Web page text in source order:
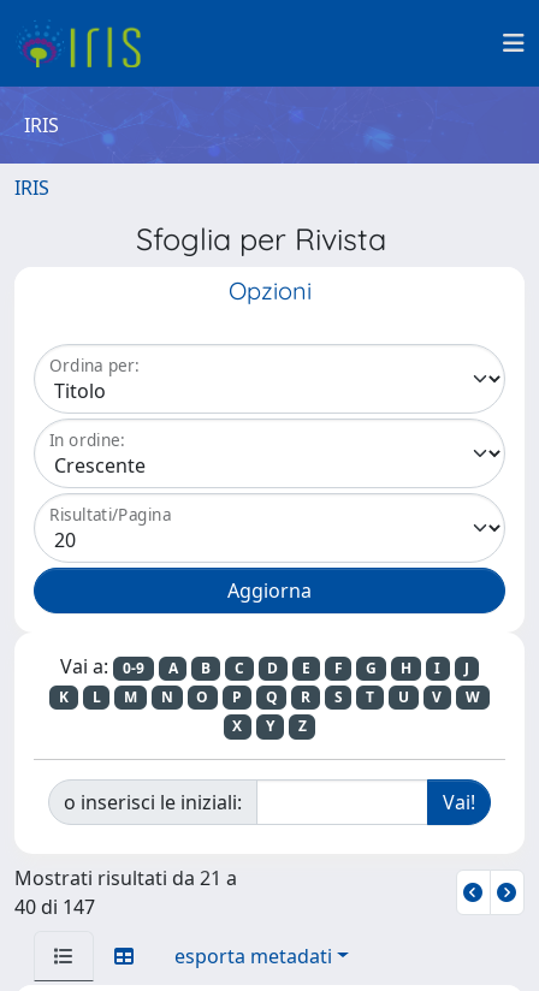
IRIS
IRIS
Sfoglia per Rivista
Opzioni
Ordina per:
In ordine:
Risultati/Pagina
Vai a: 0-9 A B C D E F G H I
J
K
L M N O P Q R S T U V
W
X
Y Z
o inserisci le iniziali:
Mostrati risultati da 21 a
40 di 147
esporta metadati